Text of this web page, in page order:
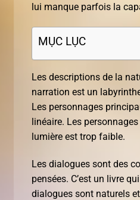
lui manque parfois la
MỤC LỤC
Les descriptions de la
narration est un
Les personnages
linéaire. Les
lumière est trop faible.
Les dialogues sont des
pensées. C’est un livre
dialogues sont naturels